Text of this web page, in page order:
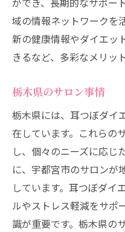
域の情報ネットワークを
新の健康情報やダイエッ
きるなど、多彩なメリッ
栃木県のサロン事情
栃木県には、耳つぼダイ
在しています。これらの
し、個々のニーズに応じ
に、宇都宮市のサロンが
しています。耳つぼダイ
ルやストレス軽減をサポ
識が重要です。栃木県の